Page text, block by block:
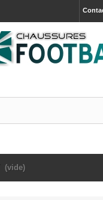
(vide)